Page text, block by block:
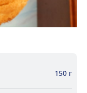
150 г